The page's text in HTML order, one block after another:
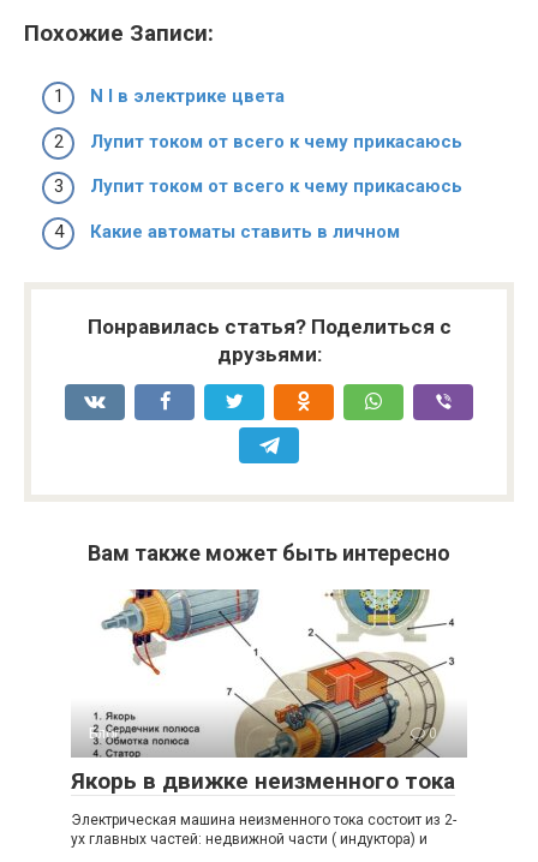
Похожие Записи:
N l в электрике цвета
Лупит током от всего к чему прикасаюсь
Лупит током от всего к чему прикасаюсь
Какие автоматы ставить в личном
Понравилась статья? Поделиться с
друзьями:
Вам также может быть интересно
Блог 0
Якорь в движке неизменного тока
Электрическая машина неизменного тока состоит из 2-
ух главных частей: недвижной части ( индуктора) и